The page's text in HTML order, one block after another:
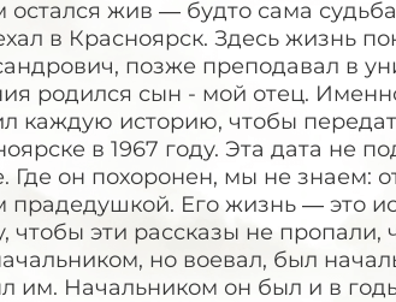
остался жив — будто сама
в Красноярск. Здесь жизнь
позже преподавал в
родился сын - мой отец.
каждую историю, чтобы
в 1967 году. Эта дата не
Где он похоронен, мы не знаем:
прадедушкой. Его жизнь — это
чтобы эти рассказы не
но воевал, был
им. Начальником он был и в